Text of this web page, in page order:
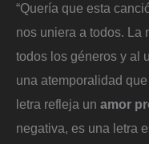
“Quería que esta
nos uniera a todos. La
todos los géneros y al
una atemporalidad
letra refleja un amor
negativa, es una letra